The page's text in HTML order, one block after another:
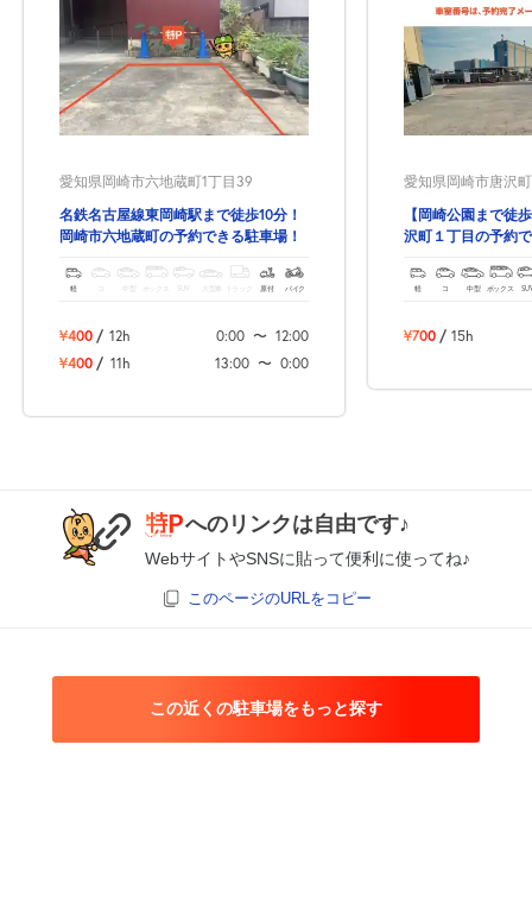
愛知県岡崎市六地蔵町1丁目39
名鉄名古屋線東岡崎駅まで徒歩10分！
岡崎市六地蔵町の予約できる駐車場！
軽 ボックス SUV トラック 原付 バイク
¥400 / 12h 0:00 〜 12:00
¥400 / 11h 13:00 〜 0:00
愛知県岡崎市唐沢町
【岡崎公園まで徒
沢町１丁目の予約
軽 コ 中型 ボックス
¥700 / 15h
へのリンクは自由です♪
WebサイトやSNSに貼って便利に使ってね♪
このページのURLをコピー
この近くの駐車場をもっと探す